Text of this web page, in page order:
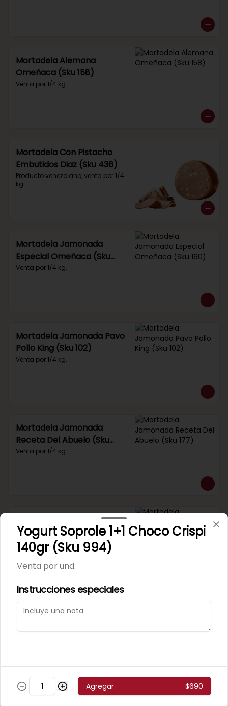
Mortadela Alemana
Omeñaca (Sku 158)
Venta por 1/4 kg.
Mortadela Con Pistacho
Embutidos Diaz (Sku 436)
Producto venezolano, venta por 1/4
kg.
Mortadela Jamonada
Especial Omeñaca (Sku
160)
Venta por 1/4 kg.
Mortadela Jamonada Pavo
Pollo King (Sku 102)
Venta por 1/4 kg.
Mortadela Jamonada
Receta Del Abuelo (Sku
177)
Venta por 1/4 kg.
Mortadela Jamonada
Supercerdo (Sku 101)
Venta por 1/4 kg.
Mortadela Jamonada
Yogurt Soprole 1+1 Choco Crispi
140gr (Sku 994)
Venta por und.
Instrucciones especiales
Agregar $690